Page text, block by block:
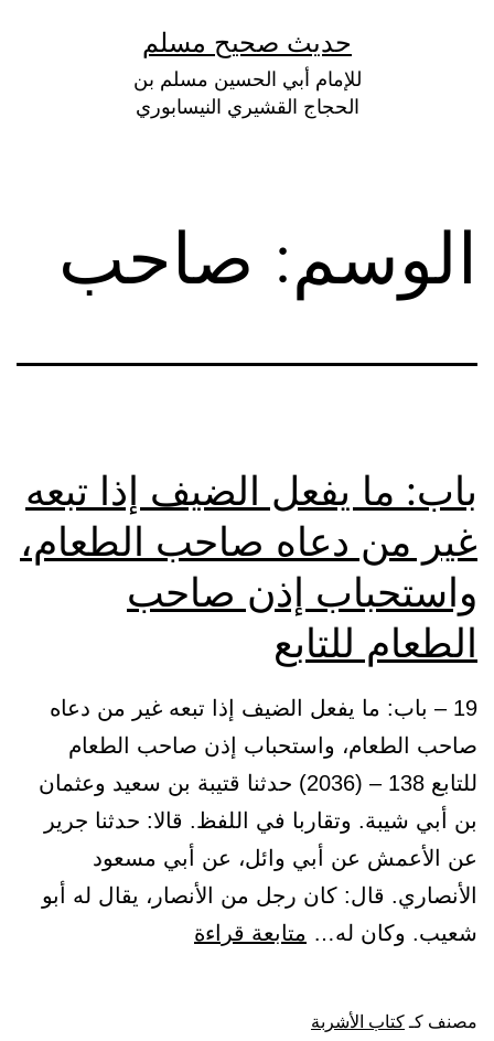
حديث صحيح مسلم
للإمام أبي الحسين مسلم بن
الحجاج القشيري النيسابوري
الوسم: صاحب
باب: ما يفعل الضيف إذا تبعه
غير من دعاه صاحب الطعام،
واستحباب إذن صاحب
الطعام للتابع
19 – باب: ما يفعل الضيف إذا تبعه غير من دعاه
صاحب الطعام، واستحباب إذن صاحب الطعام
للتابع 138 – (2036) حدثنا قتيبة بن سعيد وعثمان
بن أبي شيبة. وتقاربا في اللفظ. قالا: حدثنا جرير
عن الأعمش عن أبي وائل، عن أبي مسعود
الأنصاري. قال: كان رجل من الأنصار، يقال له أبو
شعيب. وكان له… متابعة قراءة
مصنف كـكتاب الأشربة